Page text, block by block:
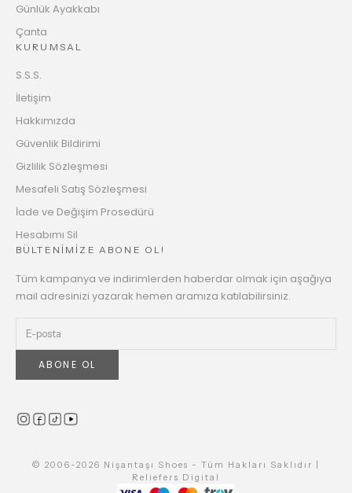
Günlük Ayakkabı
Çanta
KURUMSAL
S.S.S.
İletişim
Hakkımızda
Güvenlik Bildirimi
Gizlilik Sözleşmesi
Mesafeli Satış Sözleşmesi
İade ve Değişim Prosedürü
Hesabımı Sil
BÜLTENİMİZE ABONE OL!
Tüm kampanya ve indirimlerden haberdar olmak için aşağıya
mail adresinizi yazarak hemen aramıza katılabilirsiniz.
ABONE OL
© 2006-2026 Nişantaşı Shoes - Tüm Hakları Saklıdır |
Reliefers Digital